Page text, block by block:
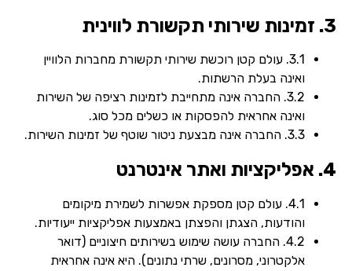
3. זמינות שירותי תקשורת לווינית
3.1. עולם קטן רוכשת שירותי תקשורת מחברות הלוויין
ואינה בעלת הרשתות.
3.2. החברה אינה מתחייבת לזמינות רציפה של השירות
ואינה אחראית להפסקות או כשלים מכל סוג.
3.3. החברה אינה מבצעת ניטור שוטף של זמינות השירות.
4. אפליקציות ואתר אינטרנט
4.1. עולם קטן מספקת אפשרות לשמירת מיקומים
והודעות, הצגתן והפצתן באמצעות אפליקציות ייעודיות.
4.2. החברה עושה שימוש בשירותים חיצוניים (דואר
אלקטרוני, מסרונים, שרתי נתונים). היא אינה אחראית